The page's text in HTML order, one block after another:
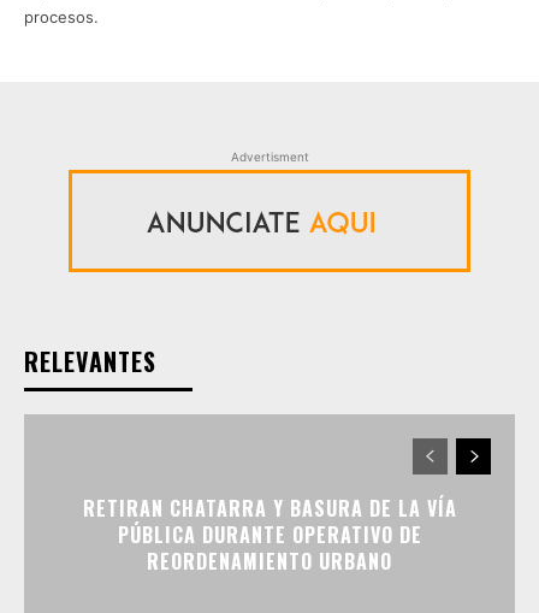
procesos.
Advertisment
RELEVANTES
RETIRAN CHATARRA Y BASURA DE LA VÍA
PÚBLICA DURANTE OPERATIVO DE
REORDENAMIENTO URBANO